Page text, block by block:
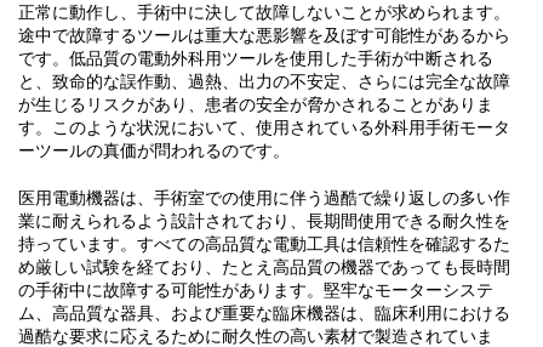
正常に動作し、手術中に決して故障しないことが求められます。
途中で故障するツールは重大な悪影響を及ぼす可能性があるから
です。低品質の電動外科用ツールを使用した手術が中断される
と、致命的な誤作動、過熱、出力の不安定、さらには完全な故障
が生じるリスクがあり、患者の安全が脅かされることがありま
す。このような状況において、使用されている外科用手術モータ
ーツールの真価が問われるのです。
医用電動機器は、手術室での使用に伴う過酷で繰り返しの多い作
業に耐えられるよう設計されており、長期間使用できる耐久性を
持っています。すべての高品質な電動工具は信頼性を確認するた
め厳しい試験を経ており、たとえ高品質の機器であっても長時間
の手術中に故障する可能性があります。堅牢なモーターシステ
ム、高品質な器具、および重要な臨床機器は、臨床利用における
過酷な要求に応えるために耐久性の高い素材で製造されていま